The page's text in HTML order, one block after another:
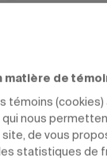
du
est
de
D'AFFICHE
PRIX
matière de
témoins
nous
site, de vous
les statistiques de